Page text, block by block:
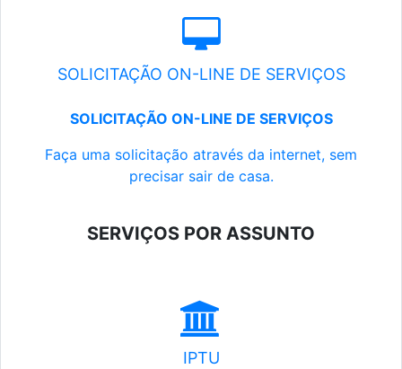
SOLICITAÇÃO ON-LINE DE SERVIÇOS
SOLICITAÇÃO ON-LINE DE SERVIÇOS
Faça uma solicitação através da internet, sem
precisar sair de casa.
SERVIÇOS POR ASSUNTO
IPTU